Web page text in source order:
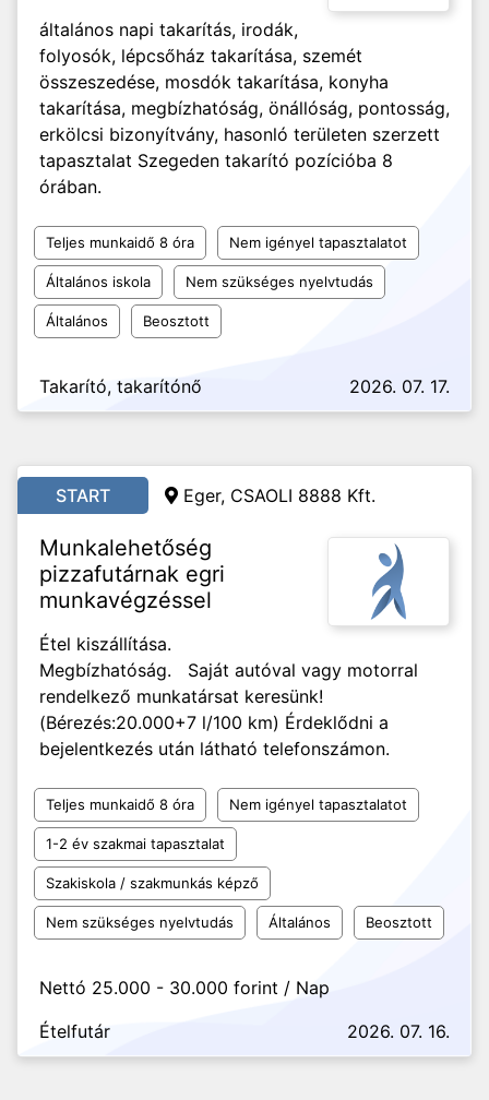
általános napi takarítás, irodák,
folyosók, lépcsőház takarítása, szemét
összeszedése, mosdók takarítása, konyha
takarítása, megbízhatóság, önállóság, pontosság,
erkölcsi bizonyítvány, hasonló területen szerzett
tapasztalat Szegeden takarító pozícióba 8
órában.
Teljes munkaidő 8 óra Nem igényel tapasztalatot
Általános iskola Nem szükséges nyelvtudás
Általános Beosztott
Takarító, takarítónő 2026. 07. 17.
START Eger, CSAOLI 8888 Kft.
Munkalehetőség
pizzafutárnak egri
munkavégzéssel
Étel kiszállítása.
Megbízhatóság. Saját autóval vagy motorral
rendelkező munkatársat keresünk!
(Bérezés:20.000+7 l/100 km) Érdeklődni a
bejelentkezés után látható telefonszámon.
Teljes munkaidő 8 óra Nem igényel tapasztalatot
1-2 év szakmai tapasztalat
Szakiskola / szakmunkás képző
Nem szükséges nyelvtudás Általános Beosztott
Nettó 25.000 - 30.000 forint / Nap
Ételfutár
2026. 07. 16.